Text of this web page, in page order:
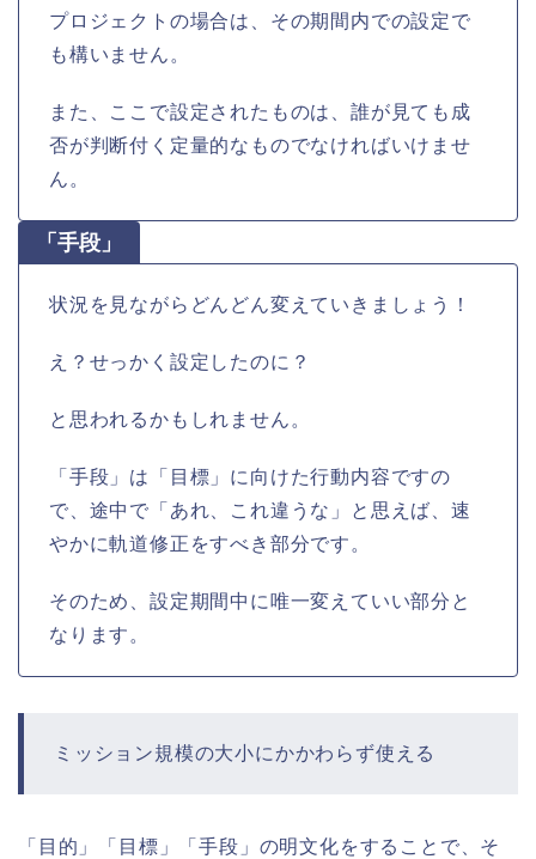
プロジェクトの場合は、その期間内での設定で
も構いません。
また、ここで設定されたものは、誰が見ても成
否が判断付く定量的なものでなければいけませ
ん。
「手段」
状況を見ながらどんどん変えていきましょう！
え？せっかく設定したのに？
と思われるかもしれません。
「手段」は「目標」に向けた行動内容ですの
で、途中で「あれ、これ違うな」と思えば、速
やかに軌道修正をすべき部分です。
そのため、設定期間中に唯一変えていい部分と
なります。
ミッション規模の大小にかかわらず使える
「目的」「目標」「手段」の明文化をすることで、そ